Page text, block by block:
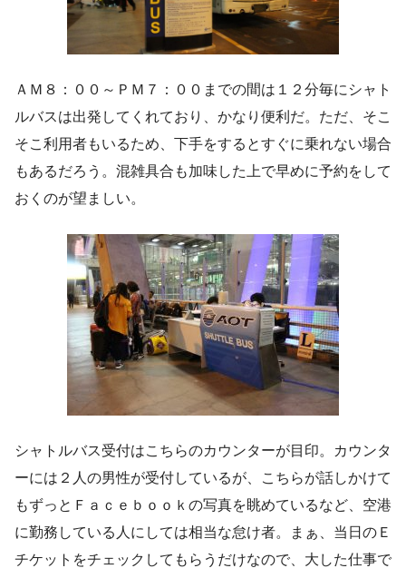
ＡＭ８：００～ＰＭ７：００までの間は１２分毎にシャト
ルバスは出発してくれており、かなり便利だ。ただ、そこ
そこ利用者もいるため、下手をするとすぐに乗れない場合
もあるだろう。混雑具合も加味した上で早めに予約をして
おくのが望ましい。
シャトルバス受付はこちらのカウンターが目印。カウンタ
ーには２人の男性が受付しているが、こちらが話しかけて
もずっとＦａｃｅｂｏｏｋの写真を眺めているなど、空港
に勤務している人にしては相当な怠け者。まぁ、当日のＥ
チケットをチェックしてもらうだけなので、大した仕事で